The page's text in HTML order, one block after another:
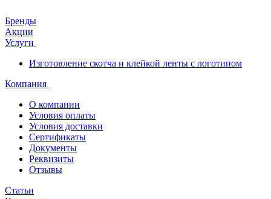
Бренды
Акции
Услуги
Изготовление скотча и клейкой ленты с логотипом
Компания
О компании
Условия оплаты
Условия доставки
Сертификаты
Документы
Реквизиты
Отзывы
Статьи